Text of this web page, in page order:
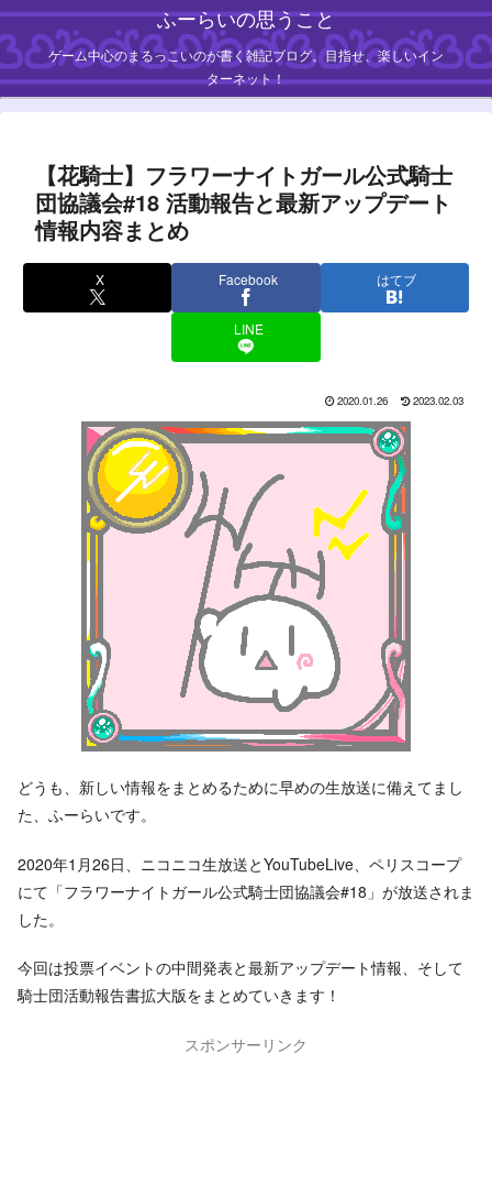
ふーらいの思うこと
ゲーム中心のまるっこいのが書く雑記ブログ。目指せ、楽しいイン
ターネット！
【花騎士】フラワーナイトガール公式騎士
団協議会#18 活動報告と最新アップデート
情報内容まとめ
X Facebook はてブ
LINE
2020.01.26 2023.02.03
どうも、新しい情報をまとめるために早めの生放送に備えてまし
た、ふーらいです。
2020年1月26日、ニコニコ生放送とYouTubeLive、ペリスコープ
にて「フラワーナイトガール公式騎士団協議会#18」が放送されま
した。
今回は投票イベントの中間発表と最新アップデート情報、そして
騎士団活動報告書拡大版をまとめていきます！
スポンサーリンク